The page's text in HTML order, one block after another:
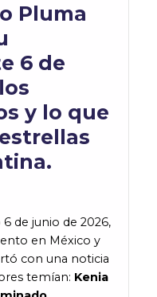
Pluma
6 de
y lo que
de junio de 2026,
en México y
con una noticia
temían: Kenia